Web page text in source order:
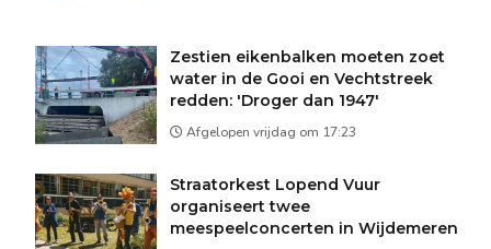
Zestien eikenbalken moeten zoet
water in de Gooi en Vechtstreek
redden: 'Droger dan 1947'
Afgelopen vrijdag om 17:23
Straatorkest Lopend Vuur
organiseert twee
meespeelconcerten in Wijdemeren